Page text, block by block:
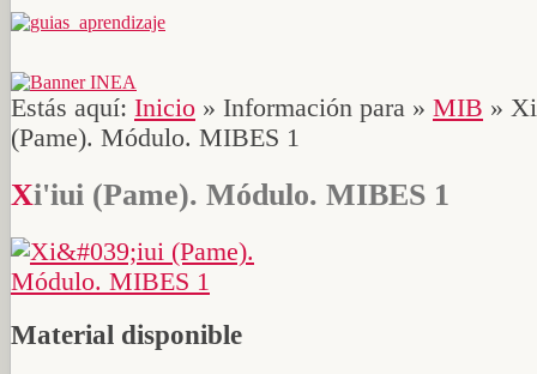
Estás aquí: Inicio » Información para » MIB »
(Pame). Módulo. MIBES 1
Xi'iui (Pame). Módulo. MIBES 1
Material disponible